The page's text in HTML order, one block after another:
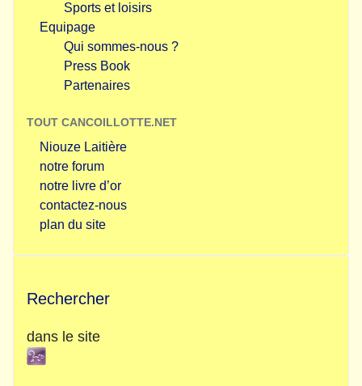
Sports et loisirs
Equipage
Qui sommes-nous ?
Press Book
Partenaires
TOUT CANCOILLOTTE.NET
Niouze Laitière
notre forum
notre livre d’or
contactez-nous
plan du site
Rechercher
dans le site